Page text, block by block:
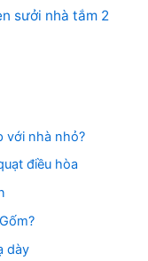
sưởi nhà tắm 2
với nhà nhỏ?
điều hòa
dày